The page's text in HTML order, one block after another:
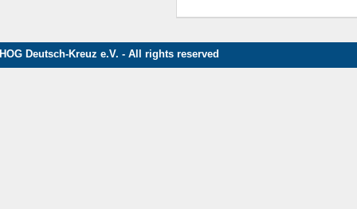
Deutsch-Kreuz e.V. - All rights reserved